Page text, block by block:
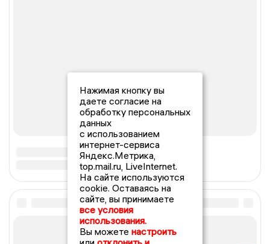
Нажимая кнопку вы
даете согласие на
обработку персональных
данных
с использованием
интернет-сервиса
Яндекс.Метрика,
top.mail.ru, LiveInternet.
На сайте используются
cookie. Оставаясь на
сайте, вы принимаете
все условия
использования.
Вы можете настроить